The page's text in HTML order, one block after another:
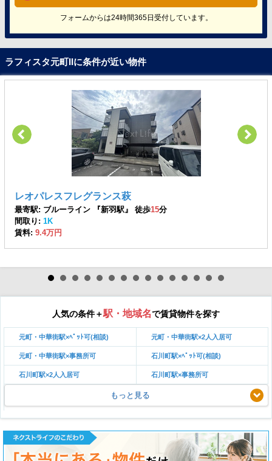
フォームからは24時間365日受付しています。
ラフィスタ元町IIに条件が近い物件
レオパレスフレグランス萩
最寄駅: ブルーライン 『新羽駅』 徒歩15分
間取り: 1K
賃料: 9.4万円
人気の条件＋駅・地域名で賃貸物件を探す
元町・中華街駅×ﾍﾟｯﾄ可(相談) 元町・中華街駅×2人入居可
元町・中華街駅×事務所可 石川町駅×ﾍﾟｯﾄ可(相談)
石川町駅×2人入居可 石川町駅×事務所可
もっと見る